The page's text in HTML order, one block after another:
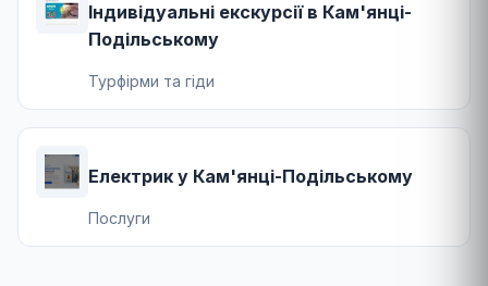
Індивідуальні екскурсії в Кам'янці-
Подільському
Турфірми та гіди
Електрик у Кам'янці-Подільському
Послуги